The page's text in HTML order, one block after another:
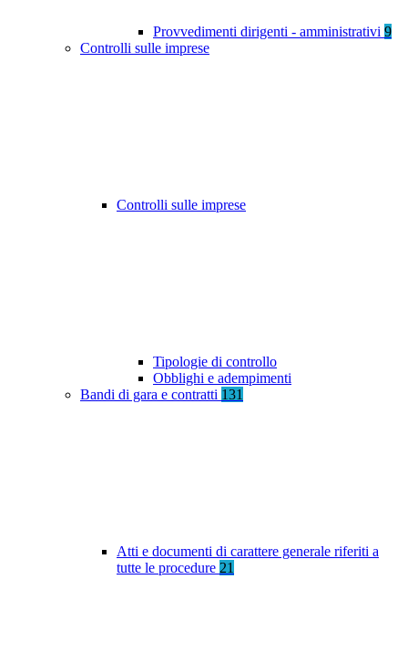
Provvedimenti dirigenti - amministrativi 9
Controlli sulle imprese
Controlli sulle imprese
Tipologie di controllo
Obblighi e adempimenti
Bandi di gara e contratti 131
Atti e documenti di carattere generale riferiti a
tutte le procedure 21